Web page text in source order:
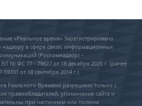
«Реальное время» Зарегистрировано
в сфере связи, информационных
(Роскомнадзор) –
№ ФС 77 - 79627 от 18 декабря 2020 г. (ранее
от 18 сентября 2014 г.)
Реального Времени разрешено только с
правообладателей, упоминание сайта и
при частичном или полном